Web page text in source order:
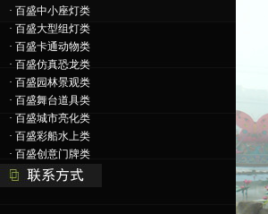
· 百盛中小座灯类
· 百盛大型组灯类
· 百盛卡通动物类
· 百盛仿真恐龙类
· 百盛园林景观类
· 百盛舞台道具类
· 百盛城市亮化类
· 百盛彩船水上类
· 百盛创意门牌类